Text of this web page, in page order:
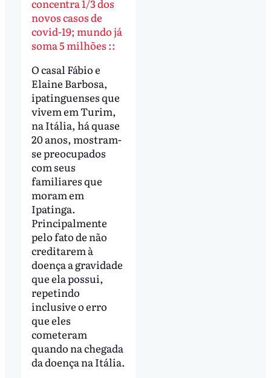
concentra 1/3 dos
novos casos de
covid-19; mundo já
soma 5 milhões ::
O casal Fábio e
Elaine Barbosa,
ipatinguenses que
vivem em Turim,
na Itália, há quase
20 anos, mostram-
se preocupados
com seus
familiares que
moram em
Ipatinga.
Principalmente
pelo fato de não
creditarem à
doença a gravidade
que ela possui,
repetindo
inclusive o erro
que eles
cometeram
quando na chegada
da doença na Itália.